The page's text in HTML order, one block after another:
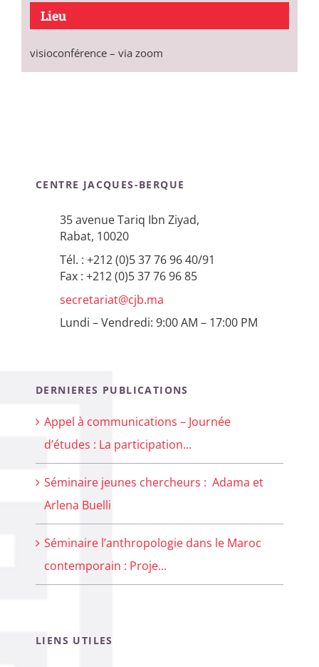
Lieu
visioconférence – via zoom
CENTRE JACQUES-BERQUE
35 avenue Tariq Ibn Ziyad,
Rabat, 10020
Tél. : +212 (0)5 37 76 96 40/91
Fax : +212 (0)5 37 76 96 85
secretariat@cjb.ma
Lundi – Vendredi: 9:00 AM – 17:00 PM
DERNIERES PUBLICATIONS
Appel à communications – Journée
d’études : La participation...
Séminaire jeunes chercheurs : Adama et
Arlena Buelli
Séminaire l’anthropologie dans le Maroc
contemporain : Proje...
LIENS UTILES